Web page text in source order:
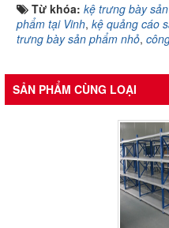
Từ khóa: kệ trưng bày
phẩm tại Vinh, kệ quảng cáo
trưng bày sản phẩm nhỏ,
SẢN PHẨM CÙNG LOẠI